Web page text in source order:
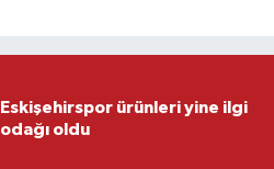
Eskişehirspor ürünleri yine ilgi
odağı oldu